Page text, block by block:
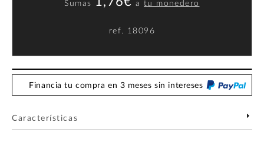
Sumas atu monedero
ref. 18096
Financia tu compra en 3 meses sin intereses
Características